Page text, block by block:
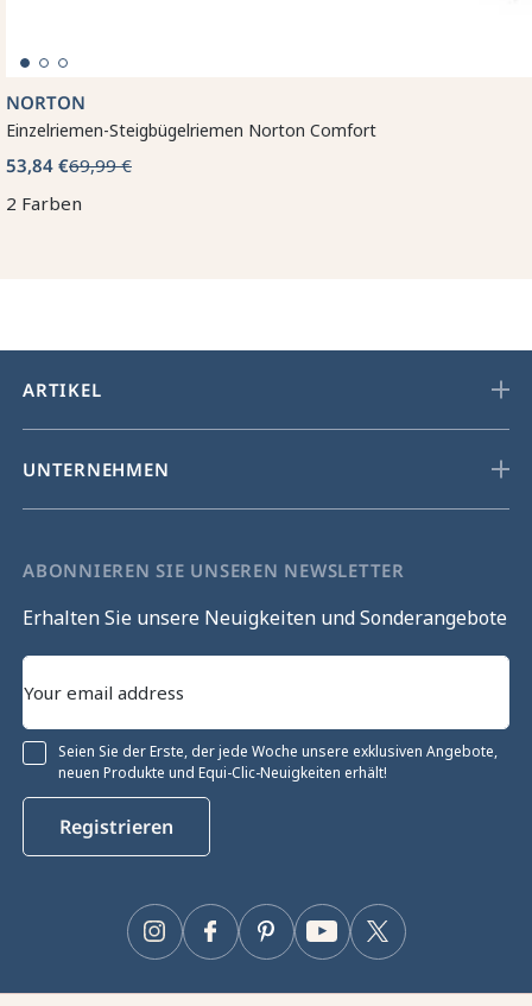
die technische Leistung zu optimieren
anzuzeigen und deren Wirkung zu messen.
und/oder zur Änderung Ihrer Einstellungen
NORTON
Einzelriemen-Steigbügelriemen Norton Comfort
53,84 €69,99 €
2 Farben
ARTIKEL
UNTERNEHMEN
ABONNIEREN SIE UNSEREN NEWSLETTER
Erhalten Sie unsere Neuigkeiten und Sonderangebote
Seien Sie der Erste, der jede Woche unsere exklusiven Angebote,
neuen Produkte und Equi-Clic-Neuigkeiten erhält!
Registrieren
Facebook Twitter
YouTube
Pinterest
Instagram